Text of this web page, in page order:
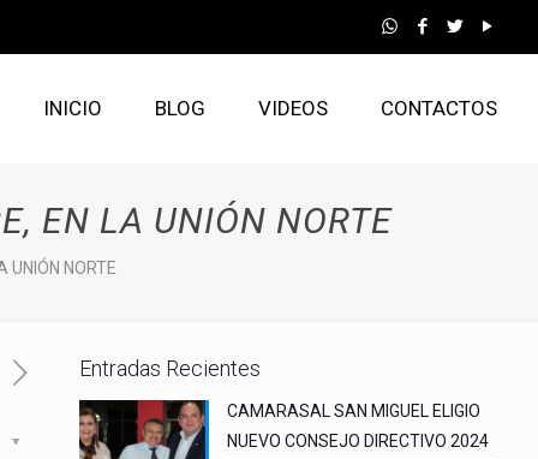
INICIO BLOG VIDEOS CONTACTOS
EN LA UNIÓN NORTE
UNIÓN NORTE
Entradas Recientes
CAMARASAL SAN MIGUEL ELIGIO
NUEVO CONSEJO DIRECTIVO 2024